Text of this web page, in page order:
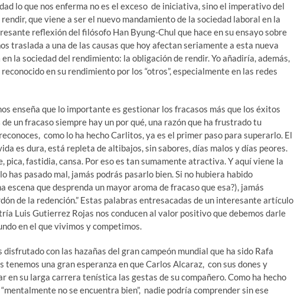
lo que nos enferma no es el exceso de iniciativa, sino el imperativo del
que viene a ser el nuevo mandamiento de la sociedad laboral en la
reflexión del filósofo Han Byung-Chul que hace en su ensayo sobre
traslada a una de las causas que hoy afectan seriamente a esta nueva
la sociedad del rendimiento: la obligación de rendir. Yo añadiría, además,
en su rendimiento por los “otros”, especialmente en las redes
enseña que lo importante es gestionar los fracasos más que los éxitos
un fracaso siempre hay un por qué, una razón que ha frustrado tu
como lo ha hecho Carlitos, ya es el primer paso para superarlo. El
es dura, está repleta de altibajos, sin sabores, días malos y días peores.
pica, fastidia, cansa. Por eso es tan sumamente atractiva. Y aquí viene la
has pasado mal, jamás podrás pasarlo bien. Si no hubiera habido
escena que desprenda un mayor aroma de fracaso que esa?), jamás
de la redención.” Estas palabras entresacadas de un interesante artículo
Luis Gutierrez Rojas nos conducen al valor positivo que debemos darle
en el que vivimos y competimos.
con las hazañas del gran campeón mundial que ha sido Rafa
tenemos una gran esperanza en que Carlos Alcaraz, con sus dones y
en su larga carrera tenística las gestas de su compañero. Como ha hecho
no se encuentra bien”, nadie podría comprender sin ese